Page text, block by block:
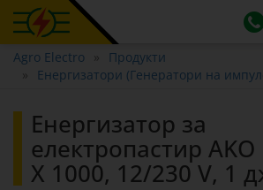
Agro Electro
Продукти
Енергизатори (Генератори на
Енергизатор за
електропастир
X 1000, 12/230 V, 1